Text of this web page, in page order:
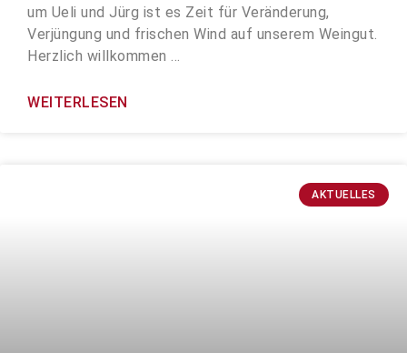
um Ueli und Jürg ist es Zeit für Veränderung,
Verjüngung und frischen Wind auf unserem Weingut.
Herzlich willkommen …
WEITERLESEN
AKTUELLES